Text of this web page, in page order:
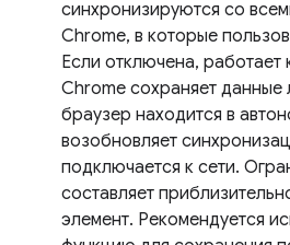
синхронизируются со
Chrome, в которые
Если отключена, работает
Chrome сохраняет данные
браузер находится в
возобновляет
подключается к сети.
составляет
элемент. Рекомендуется